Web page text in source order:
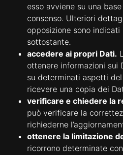
esso avviene su una
consenso. Ulteriori
opposizione sono indicati
sottostante.
accedere ai propri Dati.
ottenere informazioni
su determinati aspetti
ricevere una copia dei
verificare e chiedere la
può verificare la
richiederne
ottenere la limitazione
ricorrono determinate